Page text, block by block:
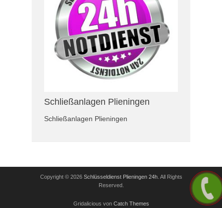
Schließanlagen Plieningen
Schließanlagen Plieningen
Copyright © 2026 Schlüsseldienst Plieningen 24h. All Rights
Reserved.
Gridalicious von Catch Themes